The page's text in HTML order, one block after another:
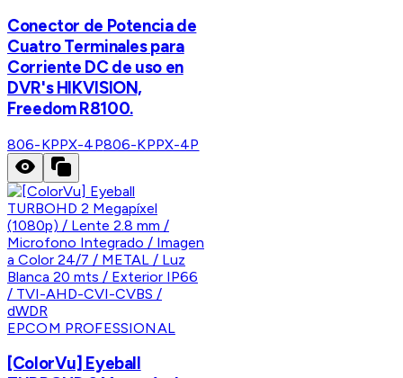
Conector de Potencia de
Cuatro Terminales para
Corriente DC de uso en
DVR's HIKVISION,
Freedom R8100.
806-KPPX-4P806-KPPX-4P
EPCOM PROFESSIONAL
[ColorVu] Eyeball